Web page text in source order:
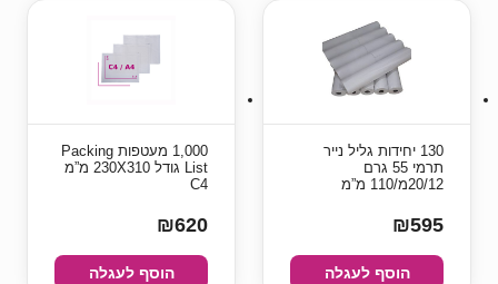
130 יחידות גליל נייר
תרמי 55 גרם
20/12מ/110 מ”מ
₪595
הוסף לעגלה
1,000 מעטפות Packing
List גודל 230X310 מ”מ
C4
₪620
הוסף לעגלה